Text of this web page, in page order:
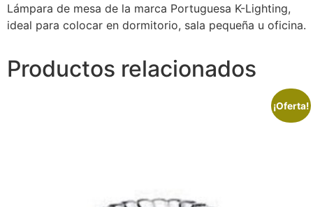
Lámpara de mesa de la marca Portuguesa K-Lighting,
ideal para colocar en dormitorio, sala pequeña u oficina.
Productos relacionados
¡Oferta!